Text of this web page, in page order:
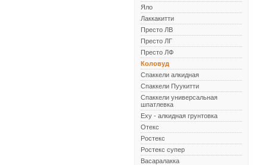
Яло
Лаккакитти
Престо ЛВ
Престо ЛГ
Престо ЛФ
Коловуд
Спаккели алкидная
Спаккели Пуукитти
Спаккели универсальная
шпатлевка
Еху - алкидная грунтовка
Отекс
Ростекс
Ростекс супер
Васаралакка